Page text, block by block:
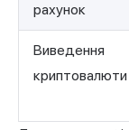
рахунок
Виведення
криптовалюти